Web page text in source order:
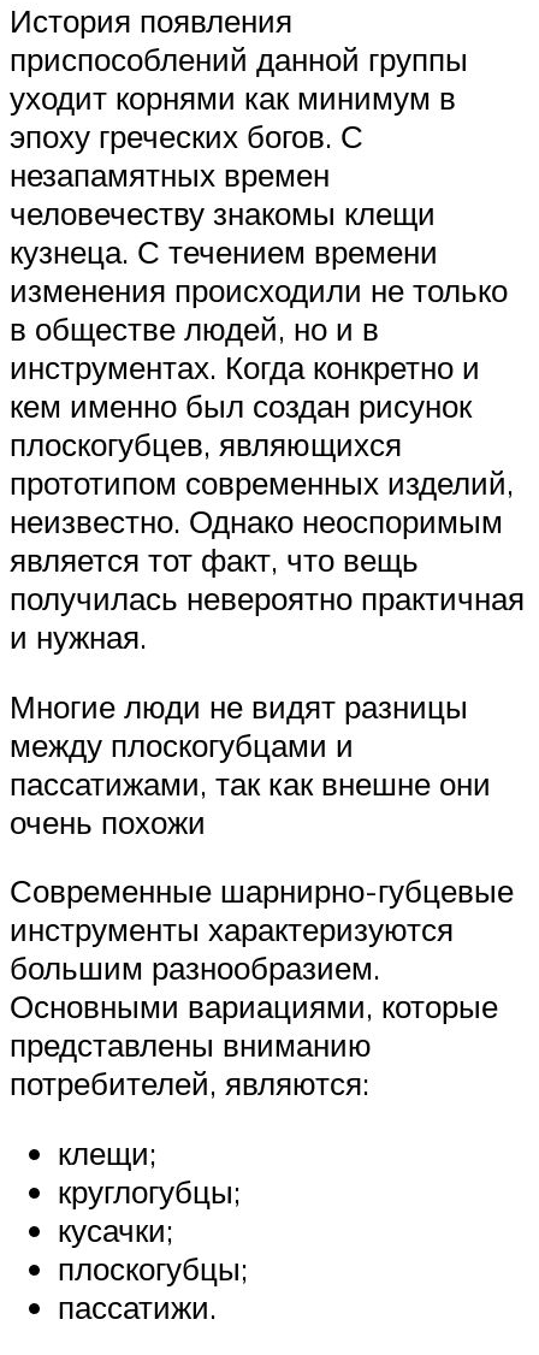
История появления
приспособлений данной группы
уходит корнями как минимум в
эпоху греческих богов. С
незапамятных времен
человечеству знакомы клещи
кузнеца. С течением времени
изменения происходили не только
в обществе людей, но и в
инструментах. Когда конкретно и
кем именно был создан рисунок
плоскогубцев, являющихся
прототипом современных изделий,
неизвестно. Однако неоспоримым
является тот факт, что вещь
получилась невероятно практичная
и нужная.
Многие люди не видят разницы
между плоскогубцами и
пассатижами, так как внешне они
очень похожи
Современные шарнирно-губцевые
инструменты характеризуются
большим разнообразием.
Основными вариациями, которые
представлены вниманию
потребителей, являются:
клещи;
круглогубцы;
кусачки;
плоскогубцы;
пассатижи.